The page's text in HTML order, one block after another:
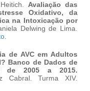
Heitich.Avaliação das
Oxidativo, da
na Intoxicação por
Delwing de Lima.
.
de AVC em Adultos
Banco de Dados de
de 2005 a 2015.
Cabral. Turma XIV.